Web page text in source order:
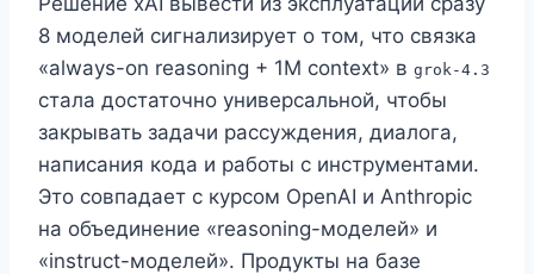
8 моделей сигнализирует о том, что связка
«always-on reasoning + 1M context» в grok-4.3
стала достаточно универсальной, чтобы
закрывать задачи рассуждения, диалога,
написания кода и работы с инструментами.
Это совпадает с курсом OpenAI и Anthropic
на объединение «reasoning-моделей» и
«instruct-моделей». Продукты на базе